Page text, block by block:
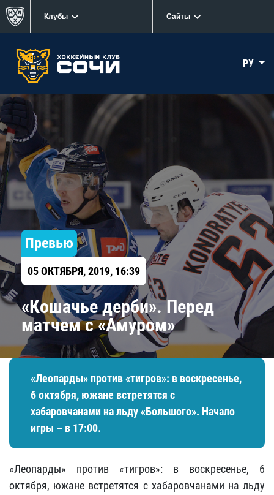
Клубы Сайты
РУ
Превью
05 ОКТЯБРЯ, 2019, 16:39
«Кошачье дерби​»​. Перед
матчем с «Амуром»
«Леопарды» против «тигров»: в воскресенье,
6 октября, южане встретятся с
хабаровчанами на льду «Большого». Начало
игры – в 17:00.
«Леопарды» против «тигров»: в воскресенье, 6
октября, южане встретятся с хабаровчанами на льду